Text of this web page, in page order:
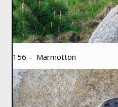
156 – Marmotton